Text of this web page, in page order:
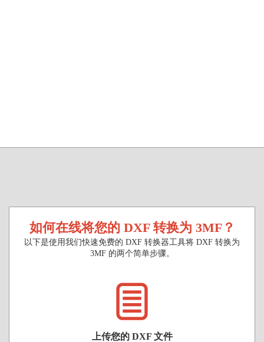
如何在线将您的 DXF 转换为 3MF？
以下是使用我们快速免费的 DXF 转换器工具将 DXF 转换为
3MF 的两个简单步骤。
上传您的 DXF 文件